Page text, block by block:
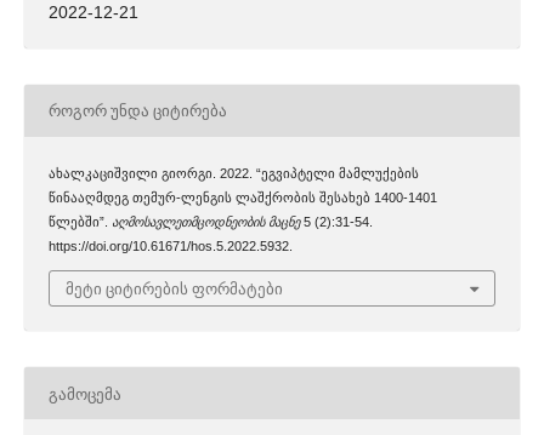
2022-12-21
ᲠᲝᲒᲝᲠ ᲣᲜᲓᲐ ᲪᲘᲢᲘᲠᲔᲑᲐ
ახალკაციშვილი გიორგი. 2022. “ეგვიპტელი მამლუქების
წინააღმდეგ თემურ-ლენგის ლაშქრობის შესახებ 1400-1401
წლებში”. აღმოსავლეთმცოდნეობის მაცნე5 (2):31-54.
https://doi.org/10.61671/hos.5.2022.5932.
მეტი ციტირების ფორმატები
ᲒᲐᲛᲝᲪᲔᲛᲐ